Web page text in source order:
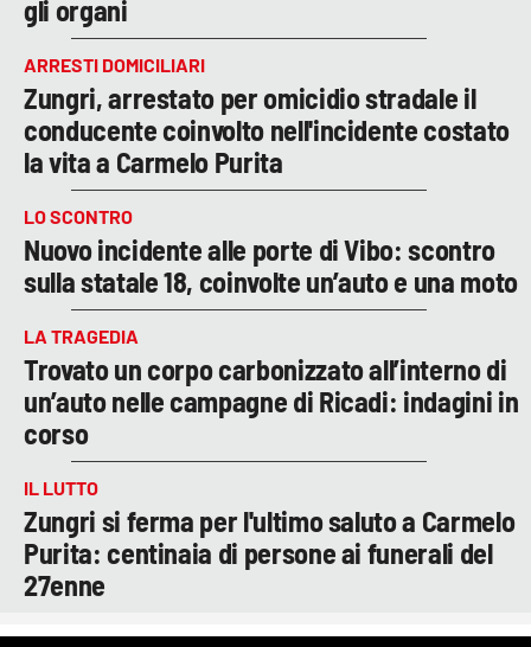
gli organi
ARRESTI DOMICILIARI
Zungri, arrestato per omicidio stradale il
conducente coinvolto nell'incidente costato
la vita a Carmelo Purita
LO SCONTRO
Nuovo incidente alle porte di Vibo: scontro
sulla statale 18, coinvolte un’auto e una moto
LA TRAGEDIA
Trovato un corpo carbonizzato all’interno di
un’auto nelle campagne di Ricadi: indagini in
corso
IL LUTTO
Zungri si ferma per l'ultimo saluto a Carmelo
Purita: centinaia di persone ai funerali del
27enne